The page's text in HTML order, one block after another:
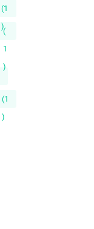
(1
)
(
1
)
(1
)